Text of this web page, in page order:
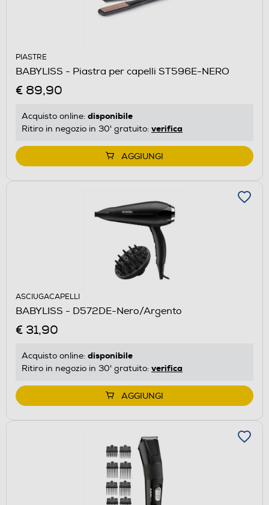
PIASTRE
BABYLISS - Piastra per capelli ST596E-NERO
€ 89,90
Acquisto online: disponibile
Ritiro in negozio in 30' gratuito: verifica
AGGIUNGI
ASCIUGACAPELLI
BABYLISS - D572DE-Nero/Argento
€ 31,90
Acquisto online: disponibile
Ritiro in negozio in 30' gratuito: verifica
AGGIUNGI